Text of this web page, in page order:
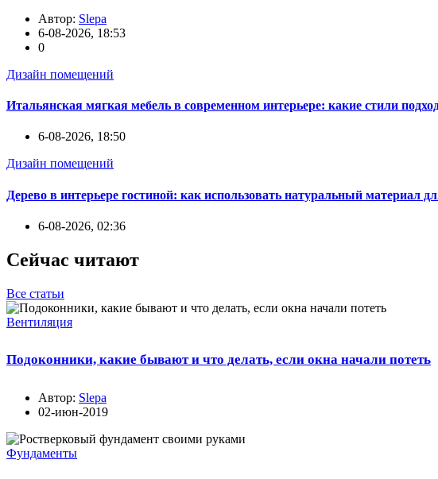
Автор: Slepa
6-08-2026, 18:53
0
Дизайн помещений
Итальянская мягкая мебель в современном интерьере: какие стили
6-08-2026, 18:50
Дизайн помещений
Дерево в интерьере гостиной: как использовать натуральный материал
6-08-2026, 02:36
Сейчас читают
Все статьи
Вентиляция
Подоконники, какие бывают и что делать, если окна начали потеть
Автор: Slepa
02-июн-2019
Фундаменты